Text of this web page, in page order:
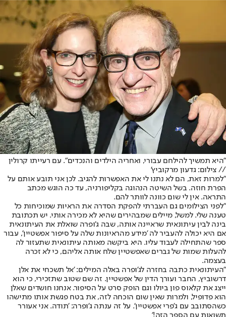
"היא תמשיך להילחם עבורי, ואחריה הילדים והנכדים". עם רעייתו קרולין
// צילום: גדעון מרקוביץ'
"למרות זאת, הם לא נתנו לי את האפשרות להגיב. לכן אני תובע אותם על
הפרת חוזה. בשל השיטה הנהוגה בקליפורניה, עד כה הוגש מכתב
התראה. אין לי שום כוונה לוותר להם.
"לפני הצילומים גם העברתי להפקת הסדרה את הראיות שמוכיחות כל
טענה שלי. למשל, מיילים שמבהירים שהיא לא מכירה אותי. יש תכתובת
בינה לבין עיתונאית שראיינה אותה, שבה ג'ופרה שואלת את העיתונאית
אם היא יכולה להעביר לה 'מידע מהראיונות שלה על סיפור אפשטיין', עבור
ספר שהתחילה לעבוד עליו. היא ביקשה מאותה עיתונאית שתעזור לה
להעלות שמות של גברים שאפשטיין שלח אותה אליהם, כי לא זכרה
בעצמה.
"העיתונאית כתבה בחזרה לג'ופרה באלה המילים: 'אל תשכחי את אלן
דרשוביץ, החבר ועורך הדין של אפשטיין. זה שם שטוב שתזכירי, כי הוא
ייצג את קלאוס פון ביולו וגם הופק סרט על הסיפור. אנחנו חושדים שאלן
הוא פדופיל, ולמרות שאין שום הוכחה לזה, את בטח פגשת אותו מתישהו
כשהסתובב עם ג'פרי אפשטיין'. על זה ענתה ג'ופרה: 'תודה. אני אעורר
תשואות עם הספר הזה!'